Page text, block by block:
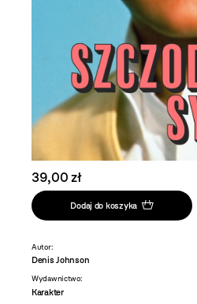
39,00 zł
Dodaj do koszyka
Autor:
Denis Johnson
Wydawnictwo:
Karakter